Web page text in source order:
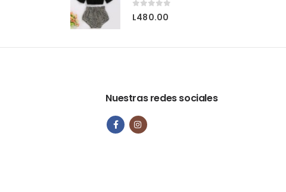
out of 5
L480.00
Nuestras redes sociales